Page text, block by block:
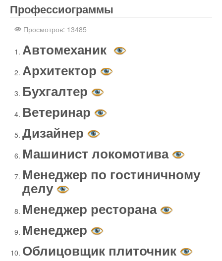
Статьи и обзорыnachodki.ru
Профессиограммы
Просмотров: 13485
Автомеханик
Архитектор
Бухгалтер
Ветеринар
Дизайнер
Машинист локомотива
Менеджер по гостиничному
делу
Менеджер ресторана
Менеджер
Облицовщик плиточник